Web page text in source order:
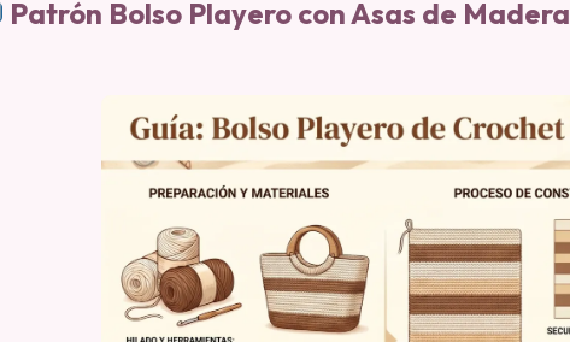
Patrón Bolso Playero con Asas de Madera